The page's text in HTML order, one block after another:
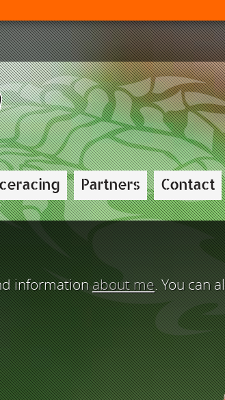
Partners Contact
informationabout me. You can